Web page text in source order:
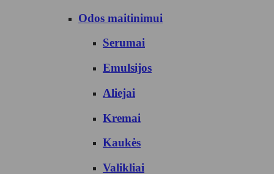
Odos maitinimui
Serumai
Emulsijos
Aliejai
Kremai
Kaukės
Valikliai